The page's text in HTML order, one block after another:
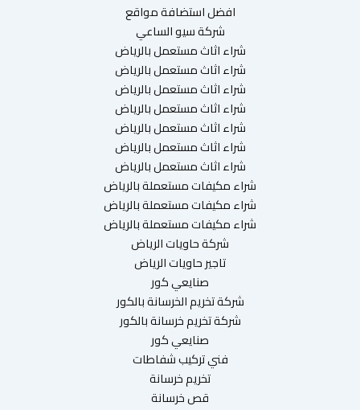
افضل استضافة مواقع
شركة سيو الساعي
شراء اثاث مستعمل بالرياض
شراء اثاث مستعمل بالرياض
شراء اثاث مستعمل بالرياض
شراء اثاث مستعمل بالرياض
شراء اثاث مستعمل بالرياض
شراء اثاث مستعمل بالرياض
شراء اثاث مستعمل بالرياض
شراء مكيفات مستعملة بالرياض
شراء مكيفات مستعملة بالرياض
شراء مكيفات مستعملة بالرياض
شركة حاويات الرياض
تاجير حاويات الرياض
صنايعي كور
شركة تخريم الخرسانة بالكور
شركة تخريم خرسانة بالكور
صنايعي كور
فني تركيب شفاطات
تخريم خرسانة
قص خرسانة